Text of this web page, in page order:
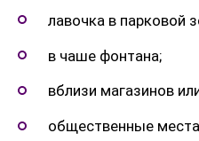
лавочка в парковой
в чаше фонтана;
вблизи магазинов
общественные